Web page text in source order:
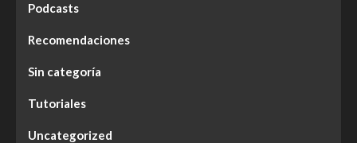
Podcasts
Recomendaciones
Sin categoría
Tutoriales
Uncategorized